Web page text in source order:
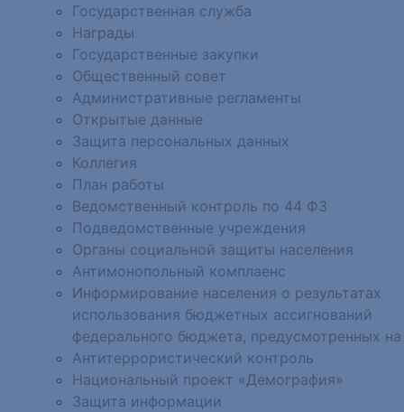
Государственная служба
Награды
Государственные закупки
Общественный совет
Административные регламенты
Открытые данные
Защита персональных данных
Коллегия
План работы
Ведомственный контроль по 44 ФЗ
Подведомственные учреждения
Органы социальной защиты населения
Антимонопольный комплаенс
Информирование населения о результатах
использования бюджетных ассигнований
федерального бюджета, предусмотренных на
Антитеррористический контроль
Национальный проект «Демография»
Защита информации